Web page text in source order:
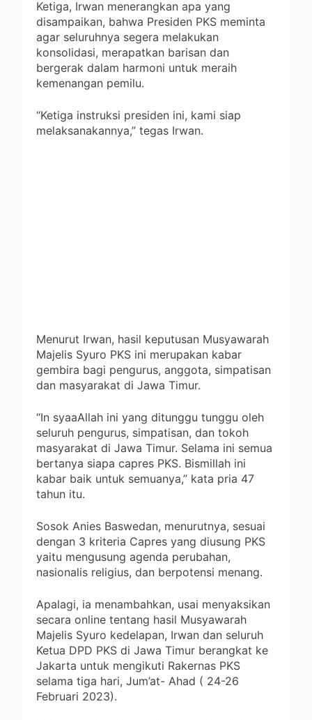
Ketiga, Irwan menerangkan apa yang
disampaikan, bahwa Presiden PKS meminta
agar seluruhnya segera melakukan
konsolidasi, merapatkan barisan dan
bergerak dalam harmoni untuk meraih
kemenangan pemilu.
“Ketiga instruksi presiden ini, kami siap
melaksanakannya,” tegas Irwan.
Menurut Irwan, hasil keputusan Musyawarah
Majelis Syuro PKS ini merupakan kabar
gembira bagi pengurus, anggota, simpatisan
dan masyarakat di Jawa Timur.
“In syaaAllah ini yang ditunggu tunggu oleh
seluruh pengurus, simpatisan, dan tokoh
masyarakat di Jawa Timur. Selama ini semua
bertanya siapa capres PKS. Bismillah ini
kabar baik untuk semuanya,” kata pria 47
tahun itu.
Sosok Anies Baswedan, menurutnya, sesuai
dengan 3 kriteria Capres yang diusung PKS
yaitu mengusung agenda perubahan,
nasionalis religius, dan berpotensi menang.
Apalagi, ia menambahkan, usai menyaksikan
secara online tentang hasil Musyawarah
Majelis Syuro kedelapan, Irwan dan seluruh
Ketua DPD PKS di Jawa Timur berangkat ke
Jakarta untuk mengikuti Rakernas PKS
selama tiga hari, Jum’at- Ahad ( 24-26
Februari 2023).